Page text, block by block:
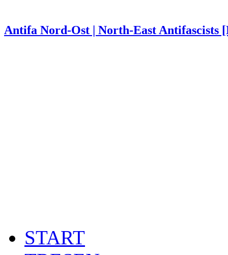
Antifa Nord-Ost | North-East Antifascists
START